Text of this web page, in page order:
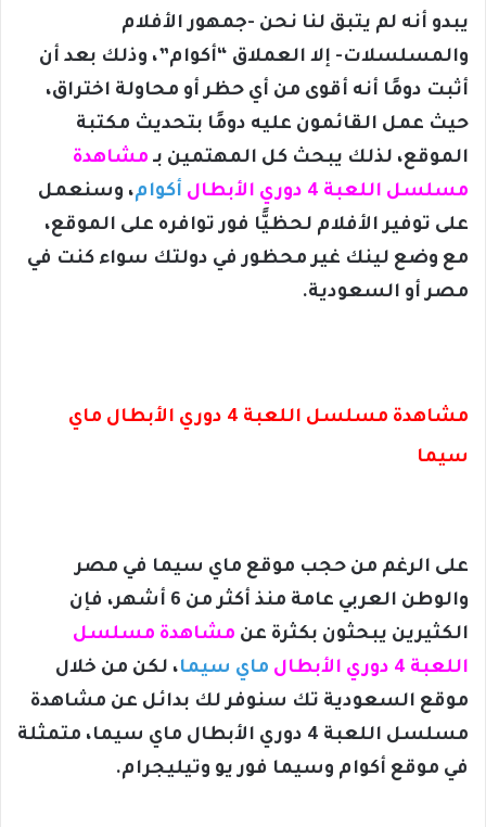
يبدو أنه لم يتبق لنا نحن -جمهور الأفلام
والمسلسلات- إلا العملاق “أكوام”، وذلك بعد أن
أثبت دومًا أنه أقوى من أي حظر أو محاولة اختراق،
حيث عمل القائمون عليه دومًا بتحديث مكتبة
الموقع، لذلك يبحث كل المهتمين بـ مشاهدة
مسلسل اللعبة 4 دوري الأبطال
أكوام، وسنعمل
على توفير الأفلام لحظيًّا فور توافره على الموقع،
مع وضع لينك غير محظور في دولتك سواء كنت في
مصر أو السعودية.
مشاهدة مسلسل اللعبة 4 دوري الأبطال ماي
سيما
على الرغم من حجب موقع ماي سيما في مصر
والوطن العربي عامة منذ أكثر من 6 أشهر، فإن
الكثيرين يبحثون بكثرة عن مشاهدة مسلسل
اللعبة 4 دوري الأبطال
ماي سيما، لكن من خلال
موقع السعودية تك سنوفر لك بدائل عن مشاهدة
مسلسل اللعبة 4 دوري الأبطال ماي سيما، متمثلة
في موقع أكوام وسيما فور يو وتيليجرام.